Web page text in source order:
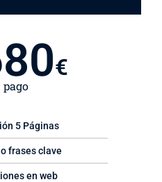
€
5 Páginas
frases clave
en web